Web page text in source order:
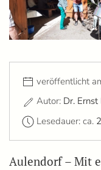
veröffentlicht
Autor: Dr.
Lesedauer: ca.
Aulendorf – Mit